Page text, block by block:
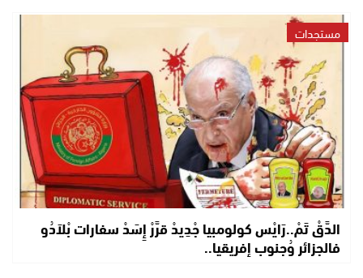
مستجدات
الدَّقْ تَمْ..رَايْس كولومبيا جْدِيدْ قرَّرْ إِسَدْ سفارات بْلاَدُو
فالجزائر وُجنوب إفريقيا..